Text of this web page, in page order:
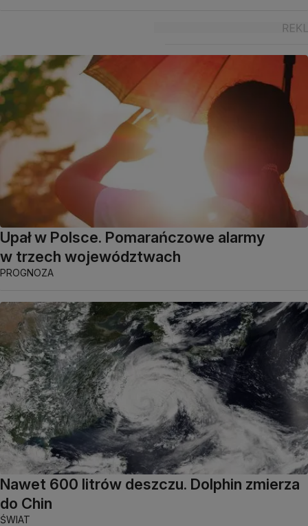
Upał w Polsce. Pomarańczowe alarmy
w trzech województwach
PROGNOZA
Nawet 600 litrów deszczu. Dolphin zmierza
do Chin
ŚWIAT